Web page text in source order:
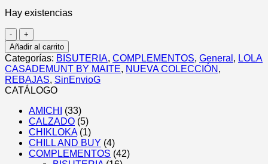
Hay existencias
Pendientes
Combinados
Resina
Bicolor
Lola
Casademunt
By
Maite
cantidad
Añadir al carrito
Categorías: BISUTERIA, COMPLEMENTOS, General , LOLA
CASADEMUNT BY MAITE, NUEVA COLECCIÓN ,
REBAJAS, SinEnvioG
CATÁLOGO
AMICHI
(33)
CALZADO (5)
CHIKLOKA (1)
CHILL AND BUY (4)
COMPLEMENTOS (42)